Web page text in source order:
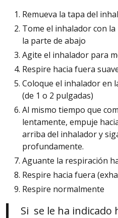
Remueva la tapa del
Tome el inhalador con
la parte de abajo
Agite el inhalador para
Respire hacia fuera
Coloque el inhalador en
(de 1 o 2 pulgadas)
Al mismo tiempo que
lentamente, empuje
arriba del inhalador y
profundamente.
Aguante la respiración
Respire hacia fuera
Respire normalmente
Si se le ha indicado